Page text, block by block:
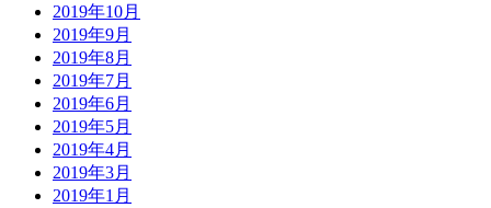
2019年10月
2019年9月
2019年8月
2019年7月
2019年6月
2019年5月
2019年4月
2019年3月
2019年1月